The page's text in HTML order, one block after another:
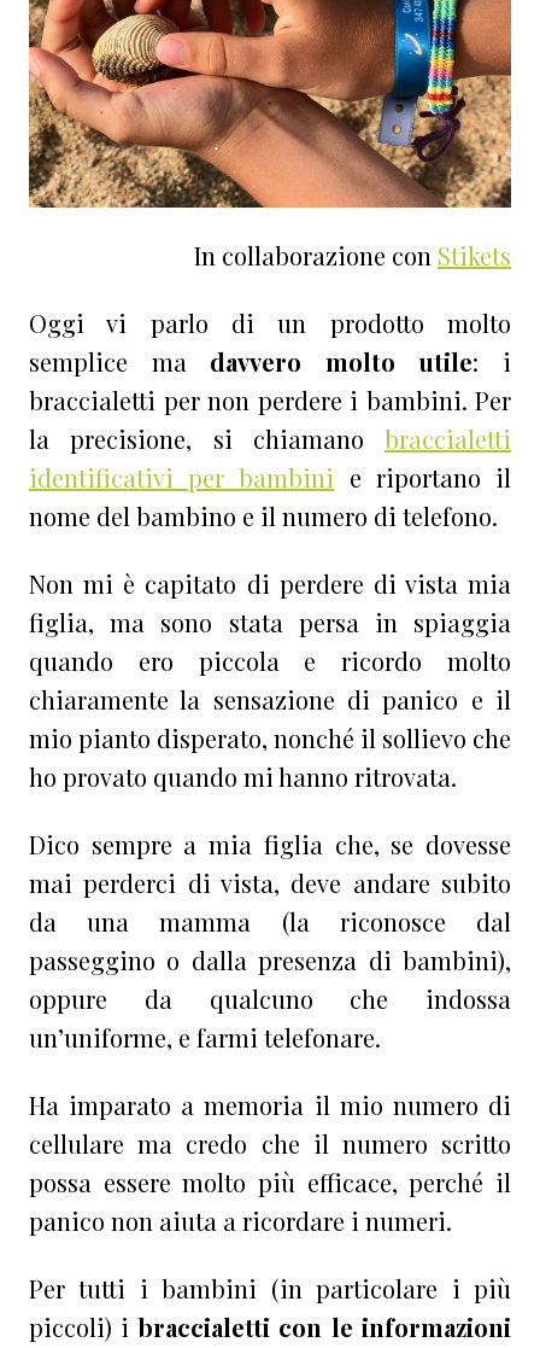
In collaborazione con Stikets
Oggi vi parlo di un prodotto molto
semplice ma davvero molto utile: i
braccialetti per non perdere i bambini. Per
la precisione, si chiamano braccialetti
identificativi per bambini e riportano il
nome del bambino e il numero di telefono.
Non mi è capitato di perdere di vista mia
figlia, ma sono stata persa in spiaggia
quando ero piccola e ricordo molto
chiaramente la sensazione di panico e il
mio pianto disperato, nonché il sollievo che
ho provato quando mi hanno ritrovata.
Dico sempre a mia figlia che, se dovesse
mai perderci di vista, deve andare subito
da una mamma (la riconosce dal
passeggino o dalla presenza di bambini),
oppure da qualcuno che indossa
un’uniforme, e farmi telefonare.
Ha imparato a memoria il mio numero di
cellulare ma credo che il numero scritto
possa essere molto più efficace, perché il
panico non aiuta a ricordare i numeri.
Per tutti i bambini (in particolare i più
piccoli) ibraccialetti con le informazioni